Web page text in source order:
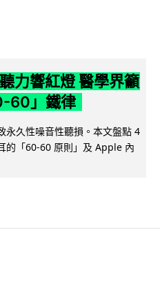
力響紅燈 醫學界籲
60」鐵律
永久性噪音性聽損。本文盤點 4
的「60-60 原則」及 Apple 內